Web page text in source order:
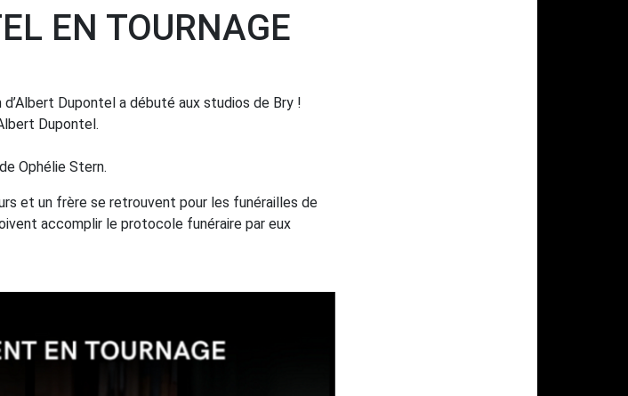
EN TOURNAGE
Dupontel a débuté aux studios de Bry !
Dupontel.
Ophélie Stern.
et un frère se retrouvent pour les funérailles de
accomplir le protocole funéraire par eux